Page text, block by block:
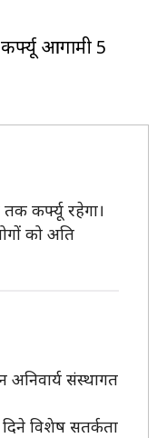
कर्फ्यू आगामी 5
कर्फ्यू रहेगा।
को अति
संस्थागत
विशेष सतर्कता